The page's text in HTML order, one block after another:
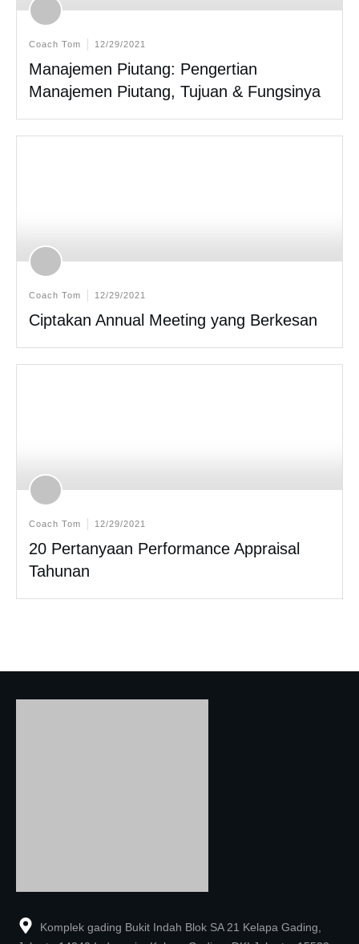
Coach Tom 12/29/2021
Manajemen Piutang: Pengertian
Manajemen Piutang, Tujuan & Fungsinya
Coach Tom 12/29/2021
Ciptakan Annual Meeting yang Berkesan
Coach Tom 12/29/2021
20 Pertanyaan Performance Appraisal
Tahunan
Komplek gading Bukit Indah Blok SA 21 Kelapa Gading,